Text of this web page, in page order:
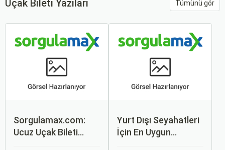
Uçak Bileti Yazıları Tümünü gör
Sorgulamax.com:
Ucuz Uçak Bileti
Yurt Dışı Seyahatleri
İçin En Uygun